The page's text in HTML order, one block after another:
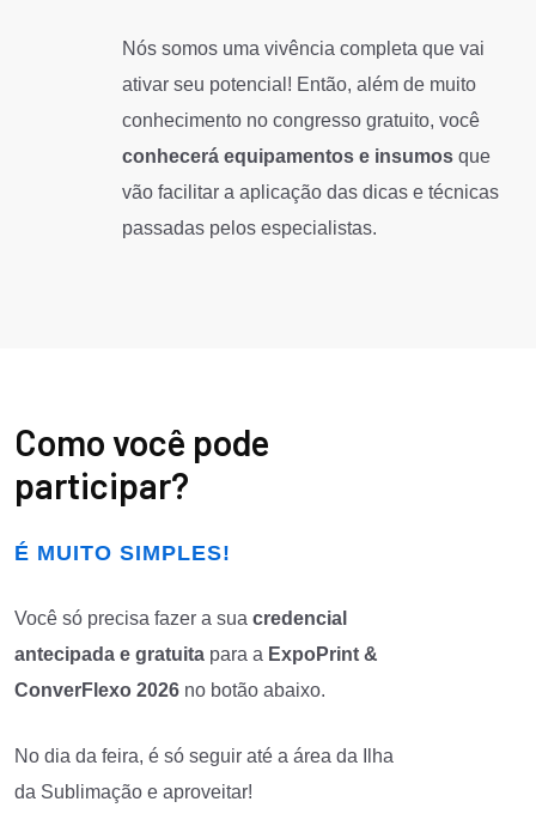
Nós somos uma vivência completa que vai
ativar seu potencial! Então, além de muito
conhecimento no congresso gratuito, você
conhecerá equipamentos e insumos que
vão facilitar a aplicação das dicas e técnicas
passadas pelos especialistas.
Como você pode
participar?
É MUITO SIMPLES!
Você só precisa fazer a sua credencial
antecipada e gratuita para a ExpoPrint &
ConverFlexo 2026 no botão abaixo.
No dia da feira, é só seguir até a área da Ilha
da Sublimação e aproveitar!